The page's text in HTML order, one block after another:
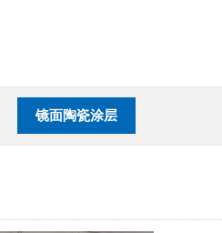
镜面陶瓷涂层